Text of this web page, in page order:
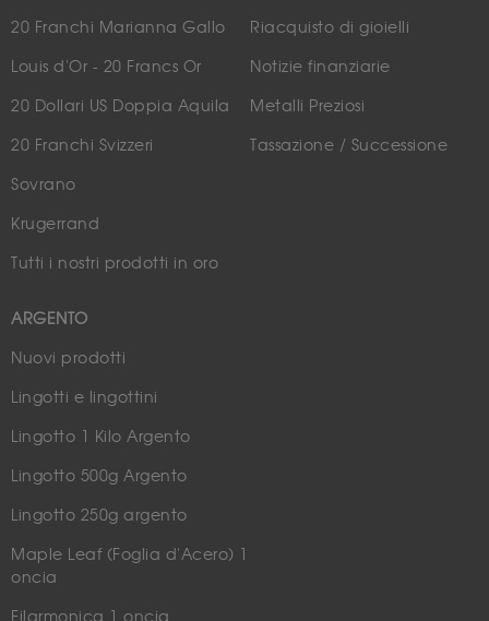
20 Franchi Marianna Gallo
Louis d'Or - 20 Francs Or
20 Dollari US Doppia Aquila
20 Franchi Svizzeri
Sovrano
Krugerrand
Tutti i nostri prodotti in oro
ARGENTO
Nuovi prodotti
Lingotti e lingottini
Lingotto 1 Kilo Argento
Lingotto 500g Argento
Lingotto 250g argento
Maple Leaf (Foglia d'Acero) 1
oncia
Riacquisto di gioielli
Notizie finanziarie
Metalli Preziosi
Tassazione / Successione